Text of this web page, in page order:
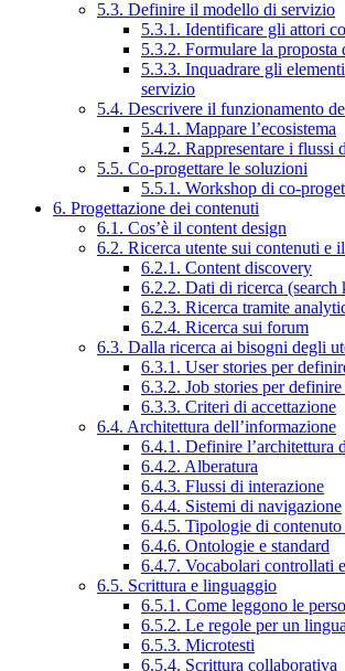
5.3. Definire il modello di servizio
5.3.1. Identificare gli attori
5.3.2. Formulare la proposta
5.3.3. Inquadrare gli
servizio
5.4. Descrivere il funzionamento
5.4.1. Mappare l’ecosistema
5.4.2. Rappresentare i flussi
5.5. Co-progettare le soluzioni
5.5.1. Workshop di co-
6. Progettazione dei contenuti
6.1. Cos’è il content design
6.2. Ricerca utente sui contenuti e
6.2.1. Content discovery
6.2.2. Dati di ricerca (search
6.2.3. Ricerca tramite
6.2.4. Ricerca sui forum
6.3. Dalla ricerca ai bisogni degli
6.3.1. User stories per
6.3.2. Job stories per
6.3.3. Criteri di accettazione
6.4. Architettura dell’informazione
6.4.1. Definire l’architettura
6.4.2. Alberatura
6.4.3. Flussi di interazione
6.4.4. Sistemi di navigazione
6.4.5. Tipologie di
6.4.6. Ontologie e standard
6.4.7. Vocabolari controllati
6.5. Scrittura e linguaggio
6.5.1. Come leggono le
6.5.2. Le regole per un
6.5.3. Microtesti
6.5.4. Scrittura collaborativa